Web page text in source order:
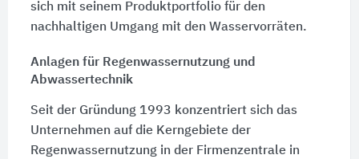
sich mit seinem Produktportfolio für den
nachhaltigen Umgang mit den Wasservorräten.
Anlagen für Regenwassernutzung und
Abwassertechnik
Seit der Gründung 1993 konzentriert sich das
Unternehmen auf die Kerngebiete der
Regenwassernutzung in der Firmenzentrale in